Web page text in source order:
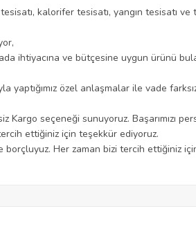
kalorifer tesisatı, yangın tesisatı
ihtiyacına ve bütçesine uygun ürünü
yaptığımız özel anlaşmalar ile vade
Kargo seçeneği sunuyoruz. Başarımızı
ettiğiniz için teşekkür ediyoruz.
borçluyuz. Her zaman bizi tercih ettiğiniz